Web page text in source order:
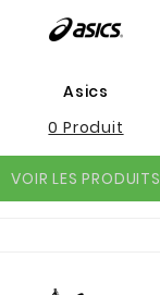
Asics
0 Produit
VOIR LES PRODUITS